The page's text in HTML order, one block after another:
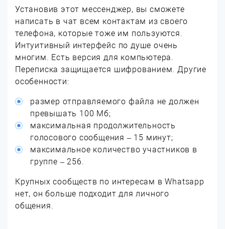
Установив этот мессенджер, вы сможете
написать в чат всем контактам из своего
телефона, которые тоже им пользуются.
Интуитивный интерфейс по душе очень
многим. Есть версия для компьютера.
Переписка защищается шифрованием. Другие
особенности:
размер отправляемого файла не должен
превышать 100 Мб;
максимальная продолжительность
голосового сообщения – 15 минут;
максимальное количество участников в
группе – 256.
Крупных сообществ по интересам в Whatsapp
нет, он больше подходит для личного
общения.